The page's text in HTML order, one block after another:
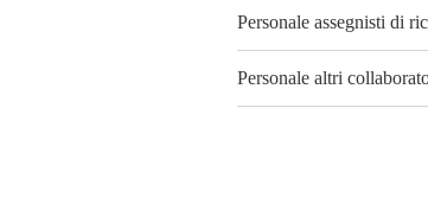
Personale assegnisti di
Personale altri